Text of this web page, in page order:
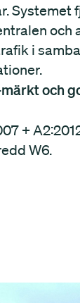
Systemet
och
i
och
+
W6.